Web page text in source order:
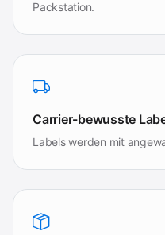
Packstation.
Carrier-bewusste
Labels werden mit